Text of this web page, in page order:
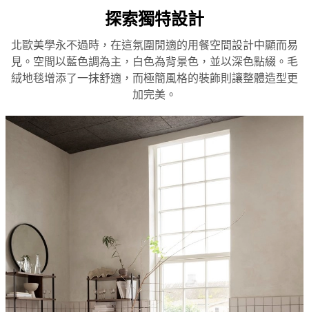
Helena
Christensen
啟
發
戶
送
貨
產
品
保
探索獨特設計
北歐美學永不過時，在這氛圍閒適的用餐空間設計中顯而易
見。空間以藍色調為主，白色為背景色，並以深色點綴。毛
絨地毯增添了一抹舒適，而極簡風格的裝飾則讓整體造型更
加完美。